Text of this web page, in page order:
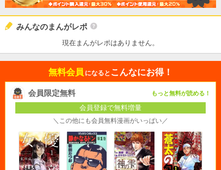
みんなのまんがレポ
現在まんがレポはありません。
無料会員 になると こんなにお得！
会員限定無料 もっと無料が読める！
会員登録で無料増量
＼この他にも会員無料漫画がいっぱい／